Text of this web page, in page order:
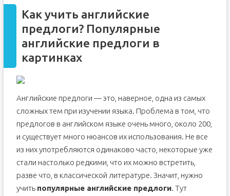
Как запомнить английские предлоги?
Как учить английские
предлоги? Популярные
английские предлоги в
картинках
Английские предлоги — это, наверное, одна из самых
сложных тем при изучении языка. Проблема в том, что
предлогов в английском языке очень много, около 200,
и существует много нюансов их использования. Не все
из них употребляются одинаково часто, некоторые уже
стали настолько редкими, что их можно встретить,
разве что, в классической литературе. Значит, нужно
учить популярные английские предлоги. Тут